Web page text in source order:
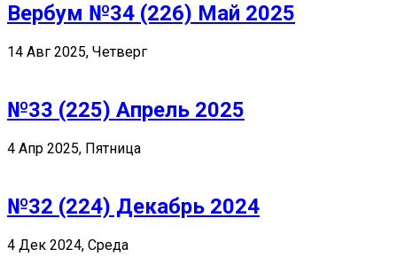
Вербум №34 (226) Май 2025
14 Авг 2025, Четверг
№33 (225) Апрель 2025
4 Апр 2025, Пятница
№32 (224) Декабрь 2024
4 Дек 2024, Среда